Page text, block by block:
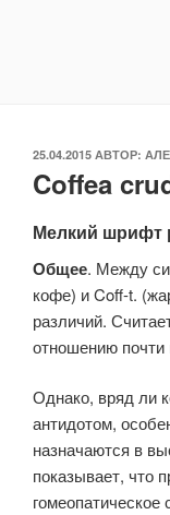
ОПУБЛИКОВАНО
25.04.2015 АВТОР:
Coffea
Мелкий шрифт
Общее. Между
кофе) и Coff-t.
различий.
отношению почти
Однако, вряд ли
антидотом,
назначаются в
показывает, что
гомеопатическое